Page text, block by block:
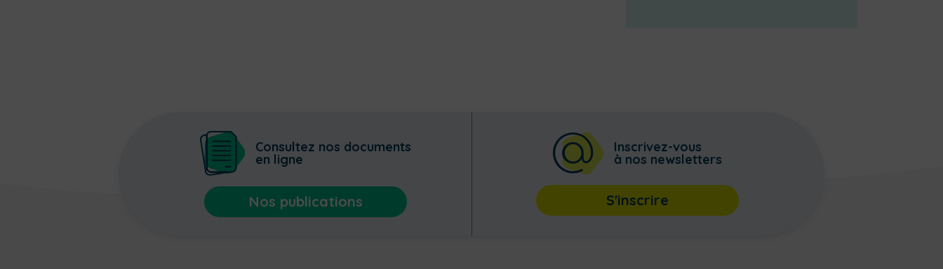
Consultez nos documents
en ligne
Nos publications
Inscrivez-vous
à nos newsletters
S'inscrire